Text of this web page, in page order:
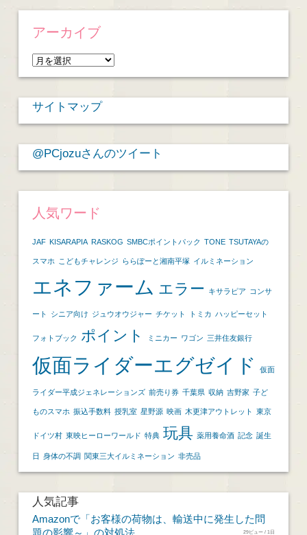
アーカイブ
ア
ー
カ
イ
サイトマップ
@PCjozuさんのツイート
人気ワード
JAF KISARAPIA RASKOG SMBCポイントパック TONE TSUTAYAの
スマホ こどもチャレンジ ららぽーと湘南平塚 イルミネーション
エネファーム エラー キサラピア コンサ
ート シニア向け ジュウオウジャー チケット トミカ ハッピーセット
フォトブック ポイント ミニカー ワゴン 三井住友銀行
仮面ライダーエグゼイド 仮面
ライダー平成ジェネレーションズ 前売り券 千葉県 収納 吉野家 子ど
ものスマホ 振込手数料 授乳室 星野源 映画 木更津アウトレット 東京
ドイツ村 東映ヒーローワールド 特典 玩具 薬用養命酒 記念 誕生
日 身体の不調 関東三大イルミネーション 非売品
人気記事
Amazonで「お客様の荷物は、輸送中に発生した問
題の影響～」の対処法
29ビュー / 1日